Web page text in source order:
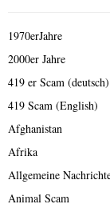
1970erJahre
2000er Jahre
419 er Scam (deutsch)
419 Scam (English)
Afghanistan
Afrika
Allgemeine
Animal Scam